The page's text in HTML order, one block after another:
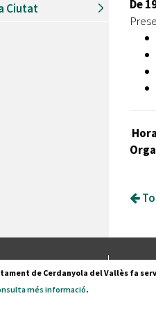
Ciutat
De
Pl.
de Cerdanyola del Vallès fa
més informació.